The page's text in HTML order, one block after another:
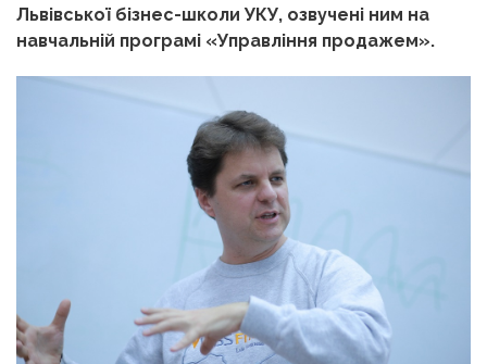
Львівської бізнес-школи УКУ, озвучені ним на
навчальній програмі «Управління продажем».